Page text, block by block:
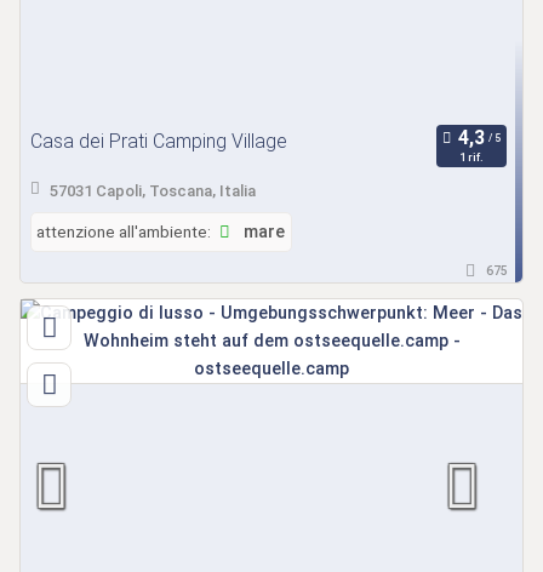
Casa dei Prati Camping Village
1 rif.
57031 Capoli, Toscana, Italia
attenzione all'ambiente: mare
675